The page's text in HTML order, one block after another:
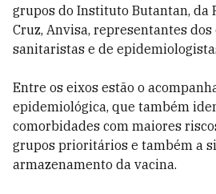
grupos do Instituto Butantan, da
Cruz, Anvisa, representantes dos
sanitaristas e de
Entre os eixos estão o
epidemiológica, que também
comorbidades com maiores
grupos prioritários e também a
armazenamento da vacina.